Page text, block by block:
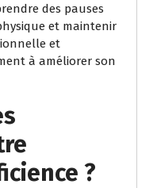
des pauses
et maintenir
et
à améliorer son
?